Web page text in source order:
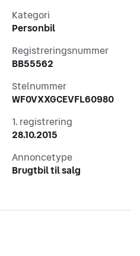
Kategori
Personbil
Registreringsnummer
BB55562
Stelnummer
WF0VXXGCEVFL60980
1. registrering
28.10.2015
Annoncetype
Brugtbil til salg